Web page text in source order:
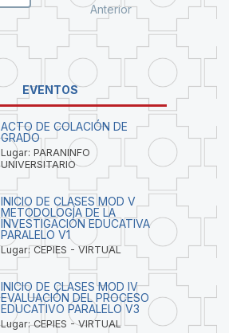
Anterior
EVENTOS
ACTO DE COLACIÓN DE
GRADO
Lugar: PARANINFO
UNIVERSITARIO
INICIO DE CLASES MOD V
METODOLOGÍA DE LA
INVESTIGACIÓN EDUCATIVA
PARALELO V1
Lugar: CEPIES - VIRTUAL
INICIO DE CLASES MOD IV
EVALUACIÓN DEL PROCESO
EDUCATIVO PARALELO V3
Lugar: CEPIES - VIRTUAL